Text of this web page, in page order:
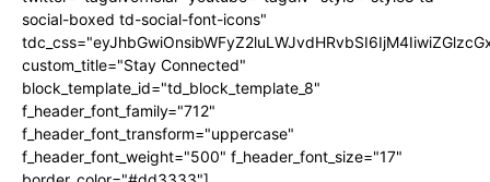
social-boxed td-social-font-icons"
custom_title="Stay Connected"
block_template_id="td_block_template_8"
f_header_font_family="712"
f_header_font_transform="uppercase"
f_header_font_weight="500" f_header_font_size="17"